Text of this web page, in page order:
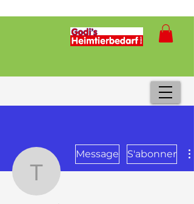
tamaschwarz
Message S'abonner